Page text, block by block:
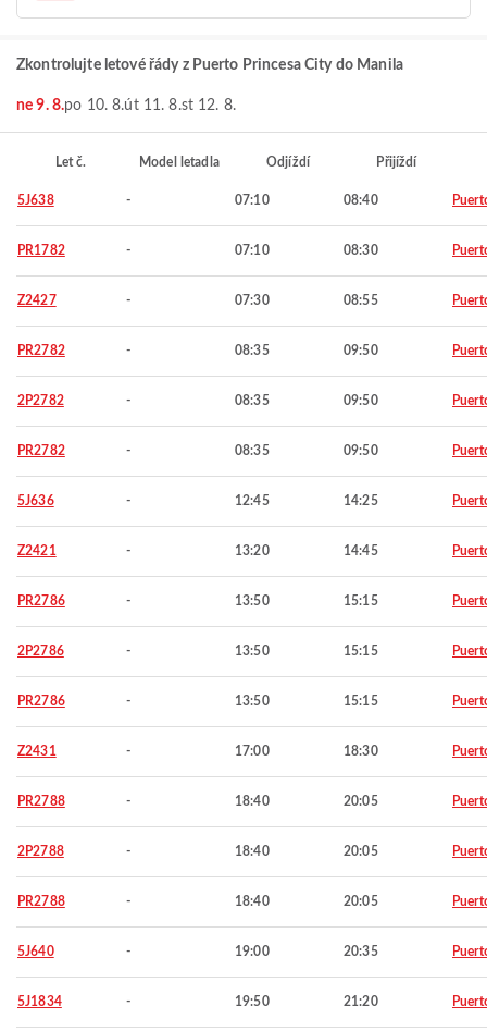
Zkontrolujte letové řády z Puerto Princesa City do Manila
ne 9. 8.po 10. 8.út 11. 8.st 12. 8.
Let č. Model letadla Odjíždí Přijíždí
5J638 - 07:10 08:40
PR1782 - 07:10 08:30
Z2427 - 07:30 08:55
PR2782 - 08:35 09:50
2P2782 - 08:35 09:50
PR2782 - 08:35 09:50
5J636 - 12:45 14:25
Z2421 - 13:20 14:45
PR2786 - 13:50 15:15
2P2786 - 13:50 15:15
PR2786 - 13:50 15:15
Z2431 - 17:00 18:30
PR2788 - 18:40 20:05
2P2788 - 18:40 20:05
PR2788 - 18:40 20:05
5J640 - 19:00 20:35
5J1834 - 19:50 21:20